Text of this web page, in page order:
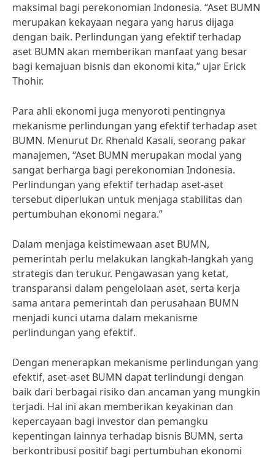
maksimal bagi perekonomian Indonesia. “Aset BUMN
merupakan kekayaan negara yang harus dijaga
dengan baik. Perlindungan yang efektif terhadap
aset BUMN akan memberikan manfaat yang besar
bagi kemajuan bisnis dan ekonomi kita,” ujar Erick
Thohir.
Para ahli ekonomi juga menyoroti pentingnya
mekanisme perlindungan yang efektif terhadap aset
BUMN. Menurut Dr. Rhenald Kasali, seorang pakar
manajemen, “Aset BUMN merupakan modal yang
sangat berharga bagi perekonomian Indonesia.
Perlindungan yang efektif terhadap aset-aset
tersebut diperlukan untuk menjaga stabilitas dan
pertumbuhan ekonomi negara.”
Dalam menjaga keistimewaan aset BUMN,
pemerintah perlu melakukan langkah-langkah yang
strategis dan terukur. Pengawasan yang ketat,
transparansi dalam pengelolaan aset, serta kerja
sama antara pemerintah dan perusahaan BUMN
menjadi kunci utama dalam mekanisme
perlindungan yang efektif.
Dengan menerapkan mekanisme perlindungan yang
efektif, aset-aset BUMN dapat terlindungi dengan
baik dari berbagai risiko dan ancaman yang mungkin
terjadi. Hal ini akan memberikan keyakinan dan
kepercayaan bagi investor dan pemangku
kepentingan lainnya terhadap bisnis BUMN, serta
berkontribusi positif bagi pertumbuhan ekonomi